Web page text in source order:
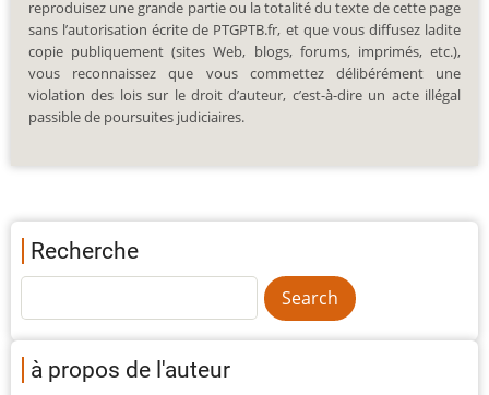
reproduisez une grande partie ou la totalité du texte de cette page
sans l’autorisation écrite de PTGPTB.fr, et que vous diffusez ladite
copie publiquement (sites Web, blogs, forums, imprimés, etc.),
vous reconnaissez que vous commettez délibérément une
violation des lois sur le droit d’auteur, c’est-à-dire un acte illégal
passible de poursuites judiciaires.
Recherche
à propos de l'auteur